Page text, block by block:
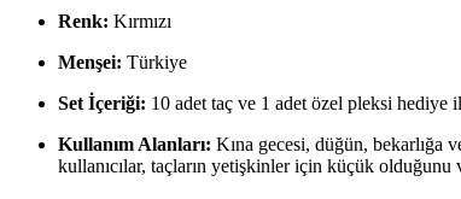
Renk: Kırmızı
Menşei: Türkiye
Set İçeriği: 10 adet taç ve 1 adet özel pleksi hediye
Kullanım Alanları: Kına gecesi, düğün, bekarlığa
kullanıcılar, taçların yetişkinler için küçük olduğunu